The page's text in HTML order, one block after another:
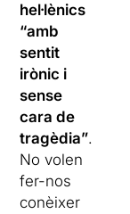
hel·lènics
“amb
sentit
irònic i
sense
cara de
tragèdia”.
No volen
fer-nos
conèixer